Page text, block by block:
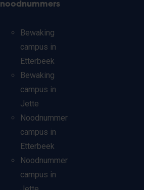
noodnummers
Bewaking
campus in
Etterbeek
Bewaking
campus in
Jette
Noodnummer
campus in
Etterbeek
Noodnummer
campus in